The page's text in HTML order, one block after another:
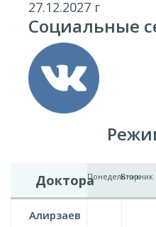
27.12.2027 г
Социальные
ДоктораПонедельник
Вторник
Алирзаев